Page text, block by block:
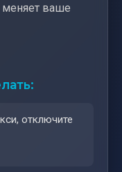
меняет ваше
отключите